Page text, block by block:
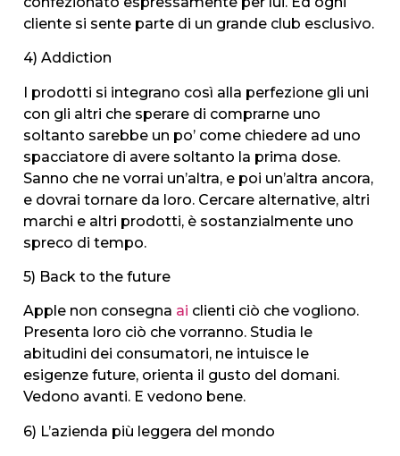
cliente si sente parte di un grande club esclusivo.
4) Addiction
I prodotti si integrano così alla perfezione gli uni
con gli altri che sperare di comprarne uno
soltanto sarebbe un po’ come chiedere ad uno
spacciatore di avere soltanto la prima dose.
Sanno che ne vorrai un’altra, e poi un’altra ancora,
e dovrai tornare da loro. Cercare alternative, altri
marchi e altri prodotti, è sostanzialmente uno
spreco di tempo.
5) Back to the future
Apple non consegna ai clienti ciò che vogliono.
Presenta loro ciò che vorranno. Studia le
abitudini dei consumatori, ne intuisce le
esigenze future, orienta il gusto del domani.
Vedono avanti. E vedono bene.
6) L’azienda più leggera del mondo